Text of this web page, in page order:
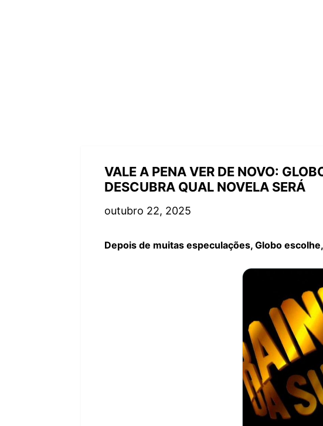
VALE A PENA VER DE NOVO:
DESCUBRA QUAL NOVELA SERÁ
outubro 22, 2025
Depois de muitas especulações, Globo